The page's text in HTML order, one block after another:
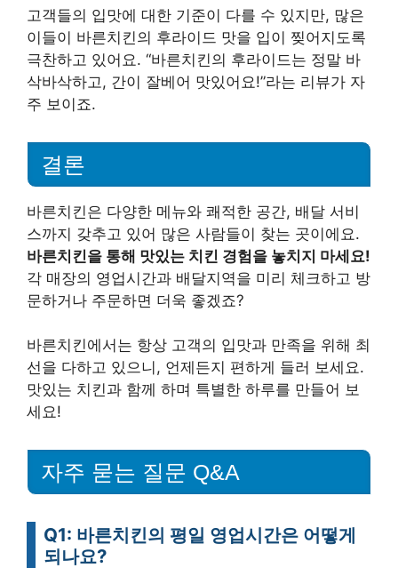
고객들의 입맛에 대한 기준이 다를 수 있지만, 많은
이들이 바른치킨의 후라이드 맛을 입이 찢어지도록
극찬하고 있어요. “바른치킨의 후라이드는 정말 바
삭바삭하고, 간이 잘베어 맛있어요!”라는 리뷰가 자
주 보이죠.
결론
바른치킨은 다양한 메뉴와 쾌적한 공간, 배달 서비
스까지 갖추고 있어 많은 사람들이 찾는 곳이에요.
바른치킨을 통해 맛있는 치킨 경험을 놓치지 마세요!
각 매장의 영업시간과 배달지역을 미리 체크하고 방
문하거나 주문하면 더욱 좋겠죠?
바른치킨에서는 항상 고객의 입맛과 만족을 위해 최
선을 다하고 있으니, 언제든지 편하게 들러 보세요.
맛있는 치킨과 함께 하며 특별한 하루를 만들어 보
세요!
자주 묻는 질문 Q&A
Q1: 바른치킨의 평일 영업시간은 어떻게
되나요?